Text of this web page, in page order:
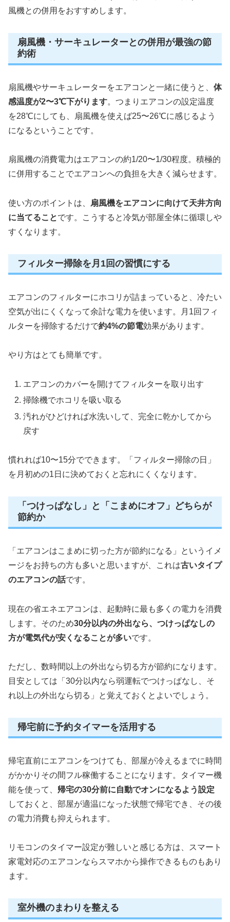
風機との併用をおすすめします。
扇風機・サーキュレーターとの併用が最強の節
約術
扇風機やサーキュレーターをエアコンと一緒に使うと、 体
感温度が2〜3℃下がります。つまりエアコンの設定温度
を28℃にしても、扇風機を使えば25〜26℃に感じるよう
になるということです。
扇風機の消費電力はエアコンの約1/20〜1/30程度。積極的
に併用することでエアコンへの負担を大きく減らせます。
使い方のポイントは、 扇風機をエアコンに向けて天井方向
に当てることです。こうすると冷気が部屋全体に循環しや
すくなります。
フィルター掃除を月1回の習慣にする
エアコンのフィルターにホコリが詰まっていると、冷たい
空気が出にくくなって余計な電力を使います。月1回フィ
ルターを掃除するだけで約4%の節電効果があります。
やり方はとても簡単です。
エアコンのカバーを開けてフィルターを取り出す
掃除機でホコリを吸い取る
汚れがひどければ水洗いして、完全に乾かしてから
戻す
慣れれば10〜15分でできます。「フィルター掃除の日」
を月初めの1日に決めておくと忘れにくくなります。
「つけっぱなし」と「こまめにオフ」どちらが
節約か
「エアコンはこまめに切った方が節約になる」というイメ
ージをお持ちの方も多いと思いますが、これは古いタイプ
のエアコンの話です。
現在の省エネエアコンは、起動時に最も多くの電力を消費
します。そのため30分以内の外出なら、つけっぱなしの
方が電気代が安くなることが多いです。
ただし、数時間以上の外出なら切る方が節約になります。
目安としては「30分以内なら弱運転でつけっぱなし、そ
れ以上の外出なら切る」と覚えておくとよいでしょう。
帰宅前に予約タイマーを活用する
帰宅直前にエアコンをつけても、部屋が冷えるまでに時間
がかかりその間フル稼働することになります。タイマー機
能を使って、 帰宅の30分前に自動でオンになるよう設定
しておくと、部屋が適温になった状態で帰宅でき、その後
の電力消費も抑えられます。
リモコンのタイマー設定が難しいと感じる方は、スマート
家電対応のエアコンならスマホから操作できるものもあり
ます。
室外機のまわりを整える